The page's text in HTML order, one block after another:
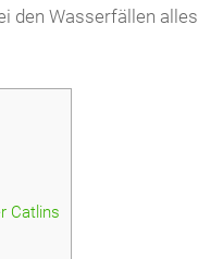
den Wasserfällen alles
Catlins